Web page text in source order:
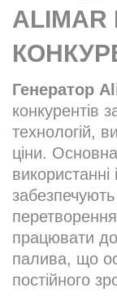
Генератор
конкурентів
технологій,
ціни.
використанні
працювати
палива, що
постійного